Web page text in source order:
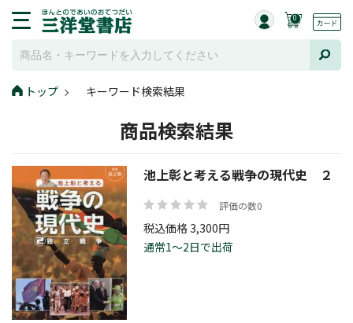
0
トップ キーワード検索結果
商品検索結果
池上彰と考える戦争の現代史 ２
評価の数0
税込価格 3,300円
通常1～2日で出荷